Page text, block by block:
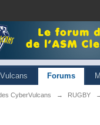
Forums
CyberVulcans → RUGBY